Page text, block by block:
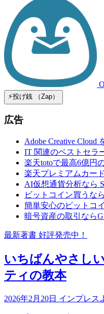
⚡️投げ銭 （Zap）
広告
Adobe Creative Cloud
IT 関連のベストセラ
楽天totoで最高6億円
楽天プレミアムカー
AI仮想通貨分析なら
ビットコイン買うな
簡単安心のビットコ
暗号資産の取引なら
最新著書 好評発売中！
いちばんやさし
ティの教本
2026年2月20日 インプレス